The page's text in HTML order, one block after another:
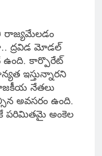
రాజ్యమేలడం
ద్రవిడ మోడల్
కార్పొరేట్
ఇస్తున్నారని
నేతలు
అవసరం ఉంది.
పరిమితమై అంకెల